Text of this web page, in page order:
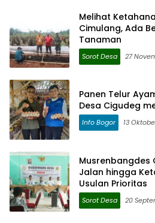
Melihat
Cimulang, Ada
Tanaman
Sorot Desa 27
Panen Telur
Desa Cigudeg
Info Bogor 13
Musrenbangdes
Jalan hingga
Usulan Prioritas
Sorot Desa 20